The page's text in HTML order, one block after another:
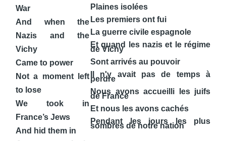
War
And when the
Nazis and the
Vichy
Came to power
Not a moment left
to lose
We took in
France’s Jews
And hid them in
Plaines isolées
Les premiers ont fui
La guerre civile espagnole
Et quand les nazis et le régime
de Vichy
Sont arrivés au pouvoir
Il n'y avait pas de temps à
perdre
Nous avons accueilli les juifs
de France
Et nous les avons cachés
Pendant les jours les plus
sombres de notre nation